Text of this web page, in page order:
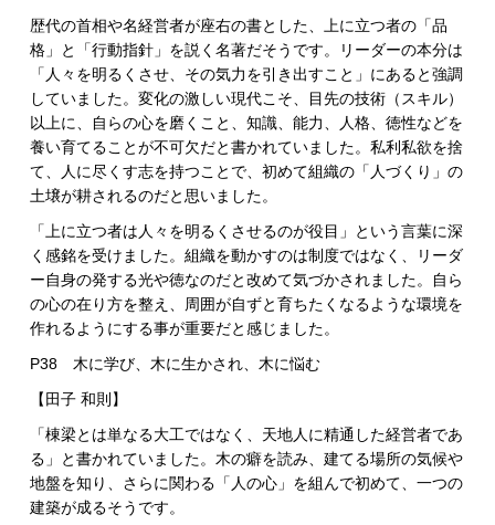
歴代の首相や名経営者が座右の書とした、上に立つ者の「品
格」と「行動指針」を説く名著だそうです。リーダーの本分は
「人々を明るくさせ、その気力を引き出すこと」にあると強調
していました。変化の激しい現代こそ、目先の技術（スキル）
以上に、自らの心を磨くこと、知識、能力、人格、徳性などを
養い育てることが不可欠だと書かれていました。私利私欲を捨
て、人に尽くす志を持つことで、初めて組織の「人づくり」の
土壌が耕されるのだと思いました。
「上に立つ者は人々を明るくさせるのが役目」という言葉に深
く感銘を受けました。組織を動かすのは制度ではなく、リーダ
ー自身の発する光や徳なのだと改めて気づかされました。自ら
の心の在り方を整え、周囲が自ずと育ちたくなるような環境を
作れるようにする事が重要だと感じました。
P38 木に学び、木に生かされ、木に悩む
【田子 和則】
「棟梁とは単なる大工ではなく、天地人に精通した経営者であ
る」と書かれていました。木の癖を読み、建てる場所の気候や
地盤を知り、さらに関わる「人の心」を組んで初めて、一つの
建築が成るそうです。